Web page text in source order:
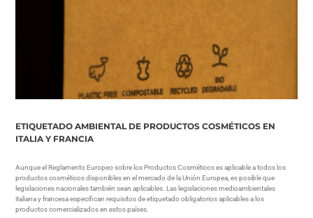
ETIQUETADO AMBIENTAL DE PRODUCTOS COSMÉTICOS EN
ITALIA Y FRANCIA
Aunque el Reglamento Europeo sobre los Productos Cosméticos es aplicable a todos los
productos cosméticos disponibles en el mercado de la Unión Europea, es posible que
legislaciones nacionales también sean aplicables. Las legislaciones medioambientales
italiana y francesa especifican requisitos de etiquetado obligatorios aplicables a los
productos comercializados en estos países.